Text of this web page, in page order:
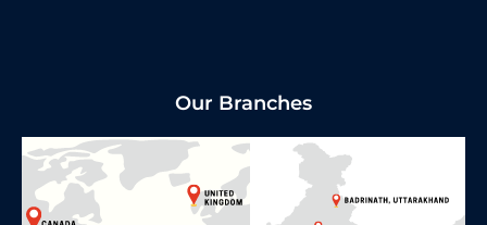
Our Branches